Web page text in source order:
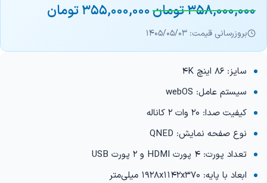
358,000,000تومان355,000,000تومان
بروزرسانی قیمت: 1405/05/03
سایز: 86 اینچ 4K
سیستم عامل: webOS
کیفیت صدا: 20 وات 2 کاناله
نوع صفحه نمایش: QNED
تعداد پورت: 4 پورت HDMI و 2 پورت USB
ابعاد با پایه: 1928x1142x370 میلی‌متر